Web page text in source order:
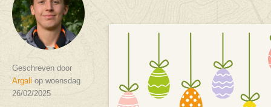
Geschreven door
Argali op woensdag
26/02/2025